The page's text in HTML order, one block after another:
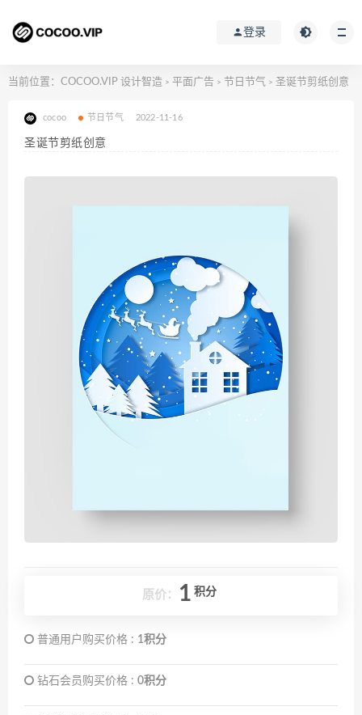
登录
当前位置： COCOO.VIP 设计智造 > 平面广告 > 节日节气 > 圣诞节剪纸创意
cocoo 节日节气 2022-11-16
圣诞节剪纸创意
原价： 1 积分
普通用户购买价格 : 1积分
钻石会员购买价格 : 0积分